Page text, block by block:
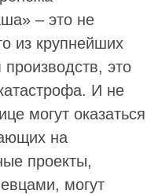
– это не
из крупнейших
это
И не
могут оказаться
на
проекты,
могут